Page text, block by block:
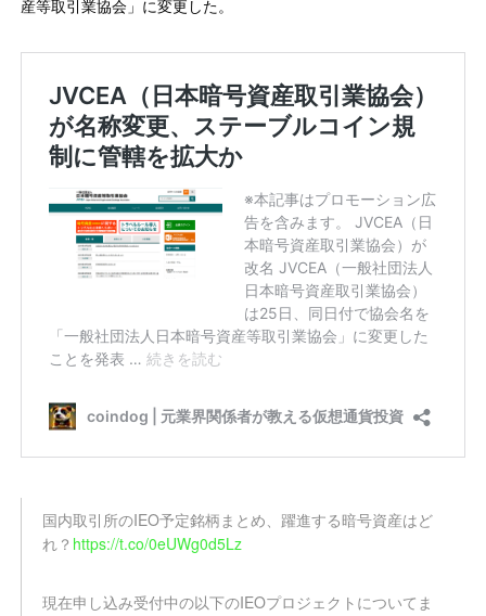
産等取引業協会」に変更した。
国内取引所のIEO予定銘柄まとめ、躍進する暗号資産はど
れ？ https://t.co/0eUWg0d5Lz
現在申し込み受付中の以下のIEOプロジェクトについてま